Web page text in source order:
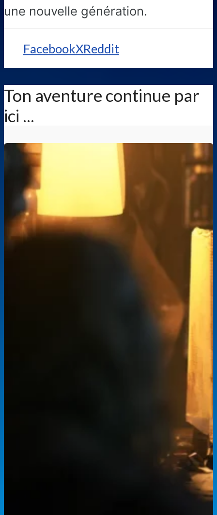
une nouvelle génération.
FacebookXReddit
Ton aventure continue par
ici ...